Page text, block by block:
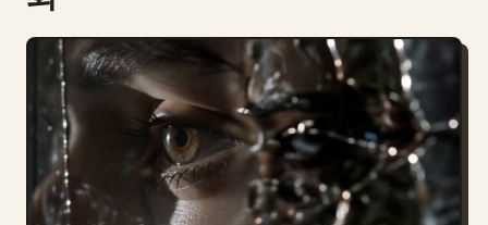
스킬
프롬프트
가격